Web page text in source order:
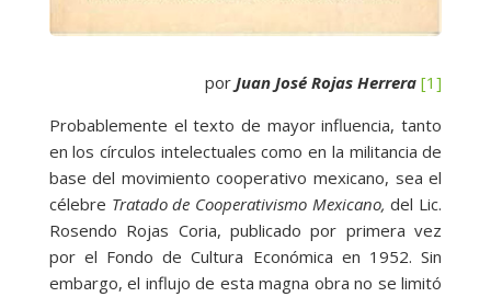
porJuan José Rojas Herrera [1]
Probablemente el texto de mayor influencia, tanto
en los círculos intelectuales como en la militancia de
base del movimiento cooperativo mexicano, sea el
célebre Tratado de Cooperativismo Mexicano, del Lic.
Rosendo Rojas Coria, publicado por primera vez
por el Fondo de Cultura Económica en 1952. Sin
embargo, el influjo de esta magna obra no se limitó